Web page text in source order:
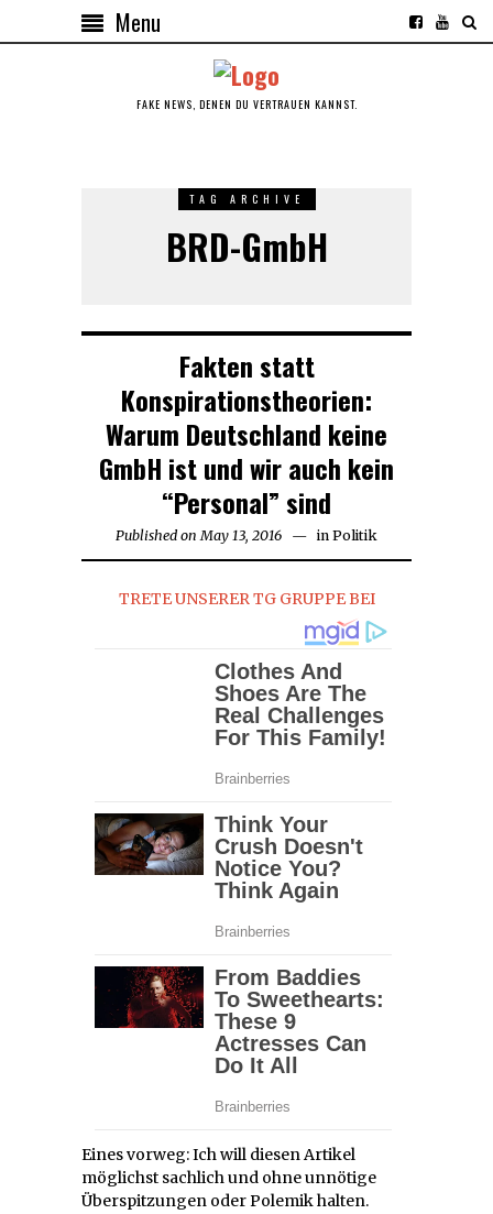
Menu
FAKE NEWS, DENEN DU VERTRAUEN KANNST.
TAG ARCHIVE
BRD-GmbH
Fakten statt
Konspirationstheorien:
Warum Deutschland keine
GmbH ist und wir auch kein
“Personal” sind
Published on May 13, 2016 Augustin Politik
TRETE UNSERER TG GRUPPE BEI
Eines vorweg: Ich will diesen Artikel
möglichst sachlich und ohne unnötige
Überspitzungen oder Polemik halten.